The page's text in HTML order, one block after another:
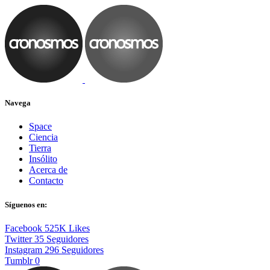
Navega
Space
Ciencia
Tierra
Insólito
Acerca de
Contacto
Síguenos en:
Facebook 525K Likes
Twitter 35 Seguidores
Instagram 296 Seguidores
Tumblr 0